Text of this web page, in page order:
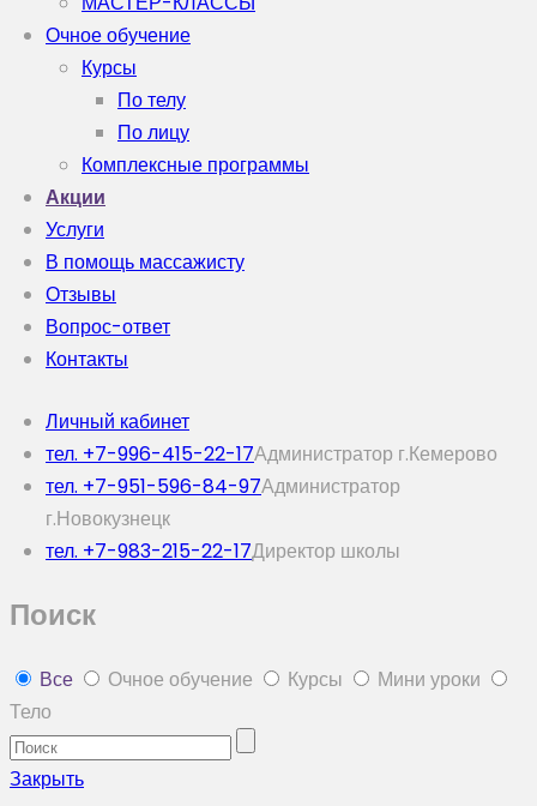
Очное обучение
Курсы
По телу
По лицу
Комплексные программы
Акции
Услуги
В помощь массажисту
Отзывы
Вопрос-ответ
Контакты
Личный кабинет
тел. +7-996-415-22-17Администратор г.Кемерово
тел. +7-951-596-84-97Администратор
г.Новокузнецк
тел. +7-983-215-22-17Директор школы
Поиск
Все Очное обучение Курсы
Мини уроки
Тело
Закрыть